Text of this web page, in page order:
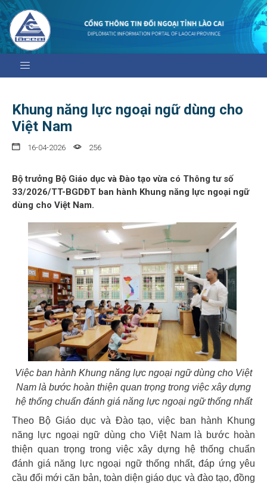
Khung năng lực ngoại ngữ dùng cho
Việt Nam
16-04-2026 256
Bộ trưởng Bộ Giáo dục và Đào tạo vừa có Thông tư số
33/2026/TT-BGDĐT ban hành Khung năng lực ngoại ngữ
dùng cho Việt Nam.
Việc ban hành Khung năng lực ngoại ngữ dùng cho Việt
Nam là bước hoàn thiện quan trọng trong việc xây dựng
hệ thống chuẩn đánh giá năng lực ngoại ngữ thống nhất
Theo Bộ Giáo dục và Đào tạo, việc ban hành Khung
năng lực ngoại ngữ dùng cho Việt Nam là bước hoàn
thiện quan trọng trong việc xây dựng hệ thống chuẩn
đánh giá năng lực ngoại ngữ thống nhất, đáp ứng yêu
cầu đổi mới căn bản, toàn diện giáo dục và đào tạo, đồng